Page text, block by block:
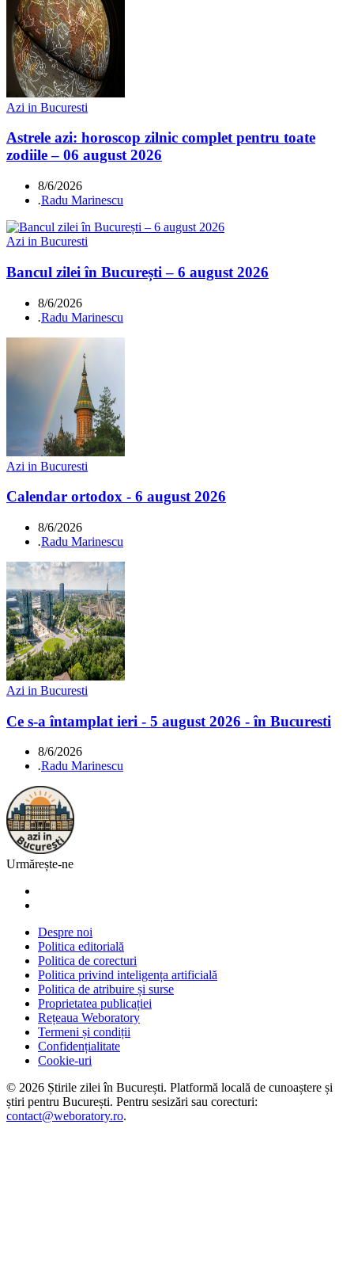
Azi in Bucuresti
Astrele azi: horoscop zilnic complet pentru toate
zodiile – 06 august 2026
8/6/2026
.Radu Marinescu
Azi in Bucuresti
Bancul zilei în București – 6 august 2026
8/6/2026
.Radu Marinescu
Azi in Bucuresti
Calendar ortodox - 6 august 2026
8/6/2026
.Radu Marinescu
Azi in Bucuresti
Ce s-a întamplat ieri - 5 august 2026 - în Bucuresti
8/6/2026
.Radu Marinescu
Urmărește-ne
Despre noi
Politica editorială
Politica de corecturi
Politica privind inteligența artificială
Politica de atribuire și surse
Proprietatea publicației
Rețeaua Weboratory
Termeni și condiții
Confidențialitate
Cookie-uri
© 2026 Știrile zilei în București. Platformă locală de cunoaștere și
știri pentru București. Pentru sesizări sau corecturi:
contact@weboratory.ro.